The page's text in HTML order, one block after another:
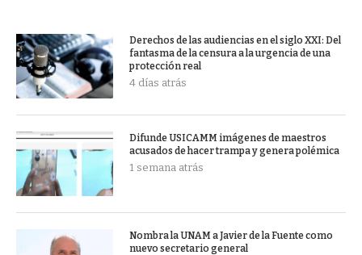
Derechos de las audiencias en el siglo XXI: Del
fantasma de la censura a la urgencia de una
protección real
4 días atrás
Difunde USICAMM imágenes de maestros
acusados de hacer trampa y genera polémica
1 semana atrás
Nombra la UNAM a Javier de la Fuente como
nuevo secretario general